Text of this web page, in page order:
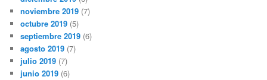
noviembre 2019 (7)
octubre 2019 (5)
septiembre 2019 (6)
agosto 2019 (7)
julio 2019 (7)
junio 2019 (6)